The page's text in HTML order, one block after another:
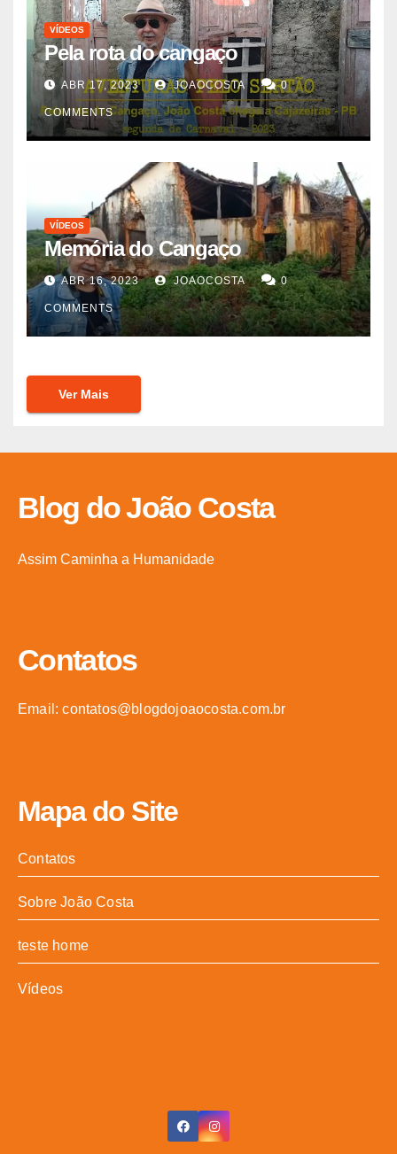
VÍDEOS
Pela rota do cangaço
ABR 17, 2023 JOAOCOSTA 0
COMMENTS
VÍDEOS
Memória do Cangaço
ABR 16, 2023 JOAOCOSTA 0
COMMENTS
Ver Mais
Blog do João Costa
Assim Caminha a Humanidade
Contatos
Email: contatos@blogdojoaocosta.com.br
Mapa do Site
Contatos
Sobre João Costa
teste home
Vídeos